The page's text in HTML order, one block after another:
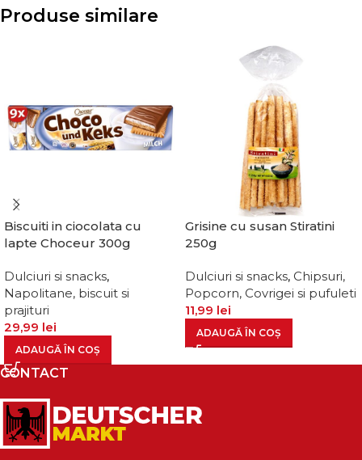
Produse similare
Biscuiti in ciocolata cu
lapte Choceur 300g
Dulciuri si snacks,
Napolitane, biscuit si
prajituri
29,99 lei
ADAUGĂ ÎN COȘ
Grisine cu susan Stiratini
250g
Dulciuri si snacks, Chipsuri,
Popcorn, Covrigei si pufuleti
11,99 lei
ADAUGĂ ÎN COȘ
CONTACT